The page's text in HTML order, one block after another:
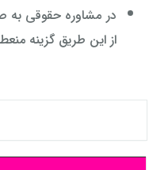
در مشاوره حقوقی به
از این طریق گزینه